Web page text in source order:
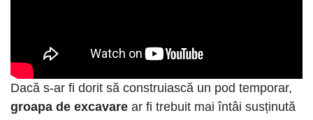
Dacă s-ar fi dorit să construiască un pod temporar,
groapa de excavare ar fi trebuit mai întâi susținută